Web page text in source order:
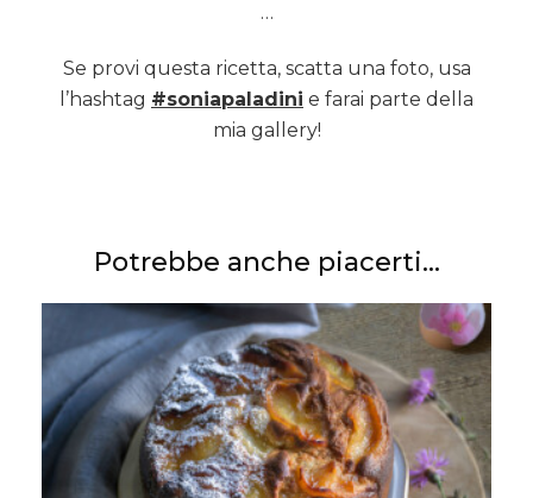
…
Se provi questa ricetta, scatta una foto, usa
l’hashtag #soniapaladini e farai parte della
mia gallery!
Potrebbe anche piacerti...